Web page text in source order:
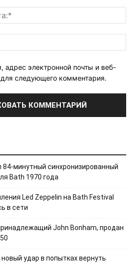
адрес электронной почты и веб-
следующего комментария.
84-минутный синхронизированный
Bath 1970 года
Led Zeppelin на Bath Festival
в сети
John Bonham, продан
удар в попытках вернуть